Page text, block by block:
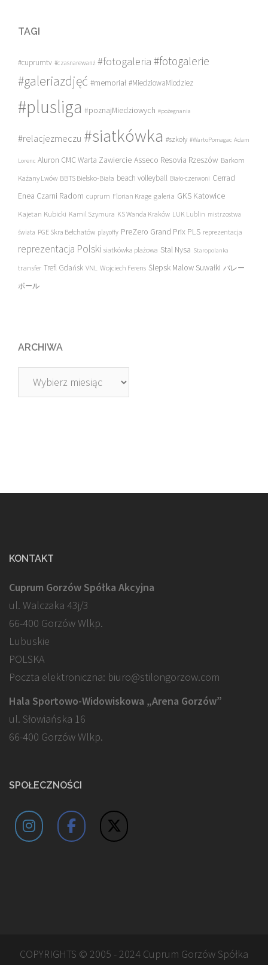
TAGI
#cuprumtv #czasnarewanż #fotogaleria #fotogalerie
#galeriazdjęć #memoriał #MiedziowaMlodziez
#plusliga #poznajMiedziowych #pożegnania
#relacjezmeczu #siatkówka #szkoły #WartoPomagac Adam
Lorenc Aluron CMC Warta Zawiercie Asseco Resovia Rzeszów Barkom
Każany Lwów BBTS Bielsko-Biała beach volleyball Biało-czerwoni Cerrad
Enea Czarni Radom cuprum Florian Krage galeria GKS Katowice
Kajetan Kubicki Kamil Szymura KS Wanda Kraków LUK Lublin mistrzostwa
świata PGE Skra Bełchatów playoffy PreZero Grand Prix PLS reprezentacja
reprezentacja Polski siatkówka plażowa Stal Nysa Staropolanka
transfer Trefl Gdańsk VNL Wojciech Ferens Ślepsk Malow Suwałki バレー
ボール
ARCHIWA
Archiwa
KONTAKT
Cuprum Gorzów Spółka Akcyjna
ul. Walczaka 43j/3
66-400 Gorzów Wlkp.
Lubuskie
POLSKA
Poczta elektroniczna: biuro@stilongorzow.com
Hala Sportowo-Widowiskowa „Arena Gorzów”
ul. Słowiańska 16
66-400 Gorzów Wlkp.
SPOŁECZNOŚCI
COPYRIGHTS © 2005 - 2024 Cuprum Gorzów Spółka